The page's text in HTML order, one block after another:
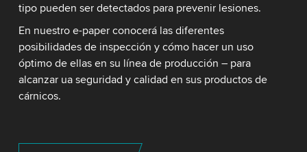
tipo pueden ser detectados para prevenir lesiones.
En nuestro e-paper conocerá las diferentes
posibilidades de inspección y cómo hacer un uso
óptimo de ellas en su línea de producción – para
alcanzar ua seguridad y calidad en sus productos de
cárnicos.